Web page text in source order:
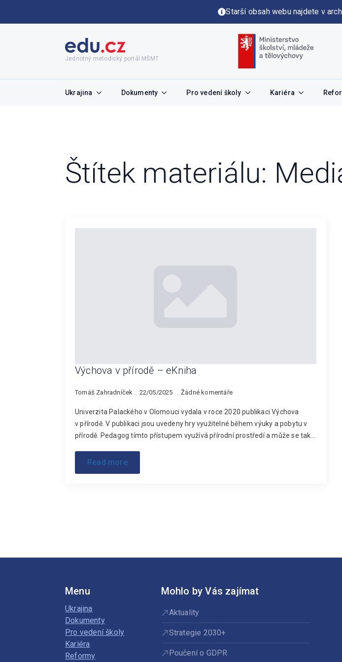
Starší obsah webu najdete v
Jednotný metodický portál MŠMT
Ukrajina Dokumenty Pro vedení školy Kariéra
Štítek materiálu:
Výchova v přírodě – eKniha
Tomáš Zahradníček 22/05/2025 Žádné komentáře
Univerzita Palackého v Olomouci vydala v roce 2020 publikaci Výchova
v přírodě. V publikaci jsou uvedeny hry využitelné během výuky a pobytu v
přírodě. Pedagog tímto přístupem využívá přírodní prostředí a může se tak…
Read more
Menu
Ukrajina
Dokumenty
Pro vedení školy
Kariéra
Reformy
Mohlo by Vás zajímat
Aktuality
Strategie 2030+
Poučení o GDPR